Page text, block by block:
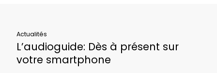
Actualités
L’audioguide: Dès à présent sur
votre smartphone